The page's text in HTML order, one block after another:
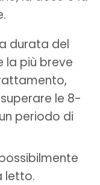
durata del
la più breve
le 8-
periodo di
letto.